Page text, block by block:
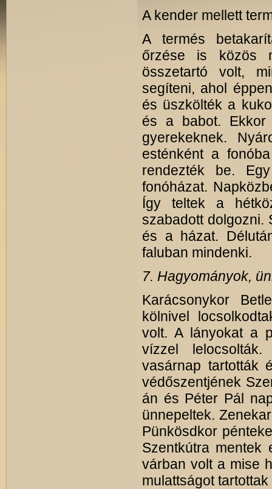
A kender mellett
A termés
őrzése is közös
összetartó volt,
segíteni, ahol
és üszkölték a
és a babot. Ekkor
gyerekeknek.
esténként a
rendezték be.
fonóházat.
Így teltek a
szabadott dolgozni.
és a házat.
faluban mindenki.
7. Hagyományok,
Karácsonykor
kölnivel
volt. A lányokat a
vízzel
vasárnap tartották
védőszentjének
án és Péter Pál
ünnepeltek.
Pünkösdkor
Szentkútra
várban volt a mise
mulattságot